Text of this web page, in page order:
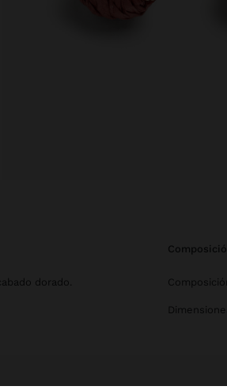
dorado.